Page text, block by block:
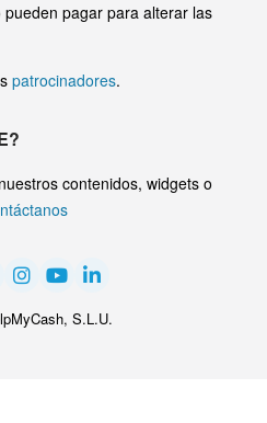
pagar para alterar las
patrocinadores.
contenidos, widgets o
S.L.U.